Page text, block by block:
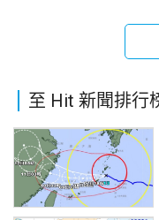
至 Hit 新聞排行